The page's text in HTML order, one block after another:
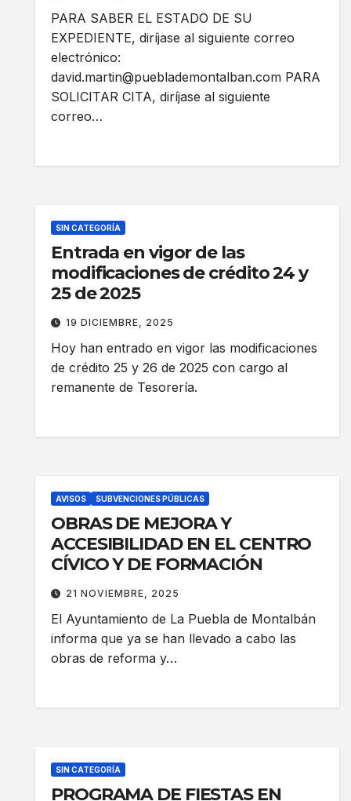
PARA SABER EL ESTADO DE SU
EXPEDIENTE, diríjase al siguiente correo
electrónico:
david.martin@pueblademontalban.com PARA
SOLICITAR CITA, diríjase al siguiente
correo…
SIN CATEGORÍA
Entrada en vigor de las
modificaciones de crédito 24 y
25 de 2025
19 DICIEMBRE, 2025
Hoy han entrado en vigor las modificaciones
de crédito 25 y 26 de 2025 con cargo al
remanente de Tesorería.
AVISOS SUBVENCIONES PÚBLICAS
OBRAS DE MEJORA Y
ACCESIBILIDAD EN EL CENTRO
CÍVICO Y DE FORMACIÓN
21 NOVIEMBRE, 2025
El Ayuntamiento de La Puebla de Montalbán
informa que ya se han llevado a cabo las
obras de reforma y…
SIN CATEGORÍA
PROGRAMA DE FIESTAS EN